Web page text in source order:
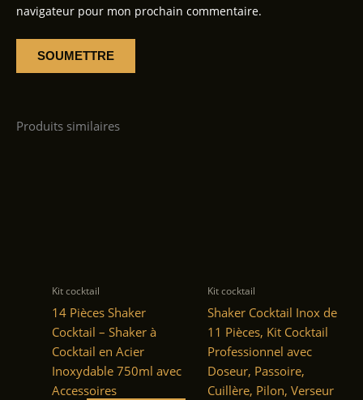
navigateur pour mon prochain commentaire.
Produits similaires
Kit cocktail
14 Pièces Shaker
Cocktail – Shaker à
Cocktail en Acier
Inoxydable 750ml avec
Accessoires
Kit cocktail
Shaker Cocktail Inox de
11 Pièces, Kit Cocktail
Professionnel avec
Doseur, Passoire,
Cuillère, Pilon, Verseur